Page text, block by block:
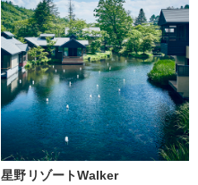
星野リゾートWalker